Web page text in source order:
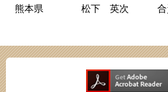
熊本県 松下 英次 合資